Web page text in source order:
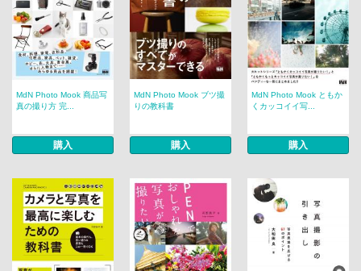
MdN Photo Mook 商品写
真の撮り方 完...
購入
MdN Photo Mook ブツ撮
りの教科書
購入
MdN Photo Mook ともか
くカッコイイ写...
購入